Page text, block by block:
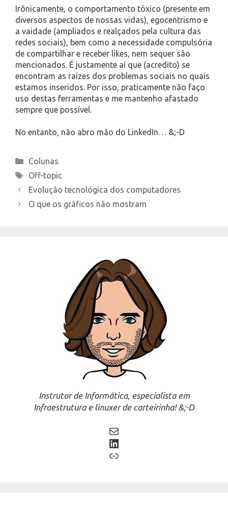
Irônicamente, o comportamento tóxico (presente em
diversos aspectos de nossas vidas), egocentrismo e
a vaidade (ampliados e realçados pela cultura das
redes sociais), bem como a necessidade compulsória
de compartilhar e receber likes, nem sequer são
mencionados. É justamente aí que (acredito) se
encontram as raízes dos problemas sociais no quais
estamos inseridos. Por isso, praticamente não faço
uso destas ferramentas e me mantenho afastado
sempre que possível.
No entanto, não abro mão do LinkedIn… &;-D
Categories
Colunas
Tags
Off-topic
Evolução tecnológica dos computadores
O que os gráficos não mostram
Instrutor de Informática, especialista em
Infraestrutura e linuxer de carteirinha! &;-D
Mail
LinkedIn
Link